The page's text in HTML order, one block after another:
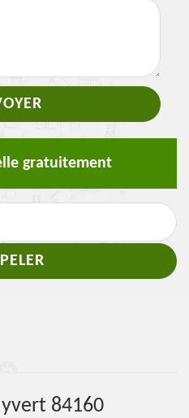
gratuitement
84160